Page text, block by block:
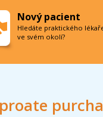
Nový pacient
Hledáte praktického
ve svém okolí?